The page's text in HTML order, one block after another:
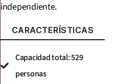
independiente.
CARACTERÍSTICAS
Capacidad total: 529
personas